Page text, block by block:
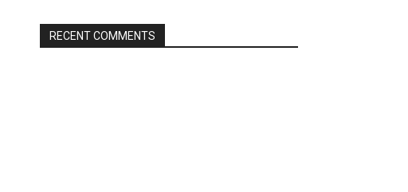
RECENT COMMENTS